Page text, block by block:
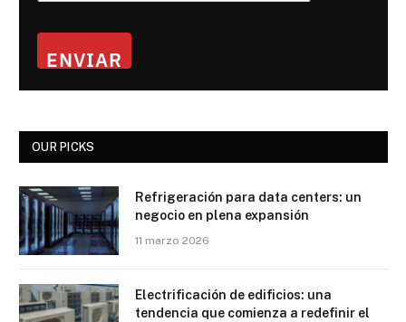
ENVIAR
OUR PICKS
Refrigeración para data centers: un
negocio en plena expansión
11 marzo 2026
Electrificación de edificios: una
tendencia que comienza a redefinir el